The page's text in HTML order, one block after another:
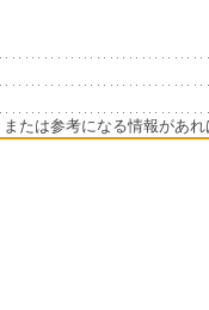
たは参考になる情報があ